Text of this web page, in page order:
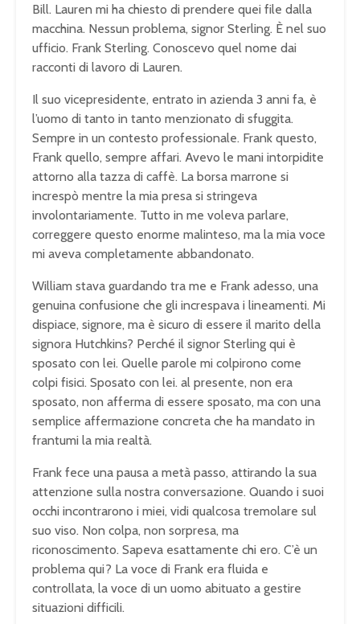
Bill. Lauren mi ha chiesto di prendere quei file dalla
macchina. Nessun problema, signor Sterling. È nel suo
ufficio. Frank Sterling. Conoscevo quel nome dai
racconti di lavoro di Lauren.
Il suo vicepresidente, entrato in azienda 3 anni fa, è
l’uomo di tanto in tanto menzionato di sfuggita.
Sempre in un contesto professionale. Frank questo,
Frank quello, sempre affari. Avevo le mani intorpidite
attorno alla tazza di caffè. La borsa marrone si
increspò mentre la mia presa si stringeva
involontariamente. Tutto in me voleva parlare,
correggere questo enorme malinteso, ma la mia voce
mi aveva completamente abbandonato.
William stava guardando tra me e Frank adesso, una
genuina confusione che gli increspava i lineamenti. Mi
dispiace, signore, ma è sicuro di essere il marito della
signora Hutchkins? Perché il signor Sterling qui è
sposato con lei. Quelle parole mi colpirono come
colpi fisici. Sposato con lei. al presente, non era
sposato, non afferma di essere sposato, ma con una
semplice affermazione concreta che ha mandato in
frantumi la mia realtà.
Frank fece una pausa a metà passo, attirando la sua
attenzione sulla nostra conversazione. Quando i suoi
occhi incontrarono i miei, vidi qualcosa tremolare sul
suo viso. Non colpa, non sorpresa, ma
riconoscimento. Sapeva esattamente chi ero. C’è un
problema qui? La voce di Frank era fluida e
controllata, la voce di un uomo abituato a gestire
situazioni difficili.